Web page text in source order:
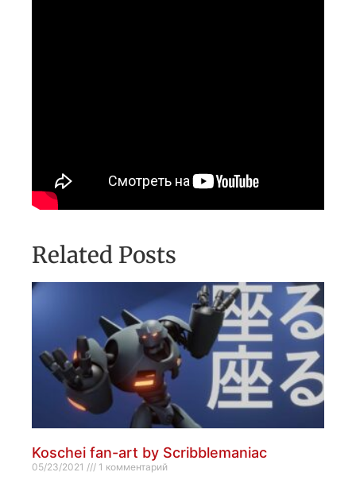
Related Posts
Koschei fan-art by Scribblemaniac
05/23/2021 1 комментарий